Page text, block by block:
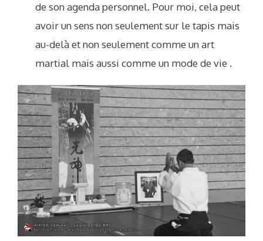
de son agenda personnel. Pour moi, cela peut
avoir un sens non seulement sur le tapis mais
au-delà et non seulement comme un art
martial mais aussi comme un mode de vie .